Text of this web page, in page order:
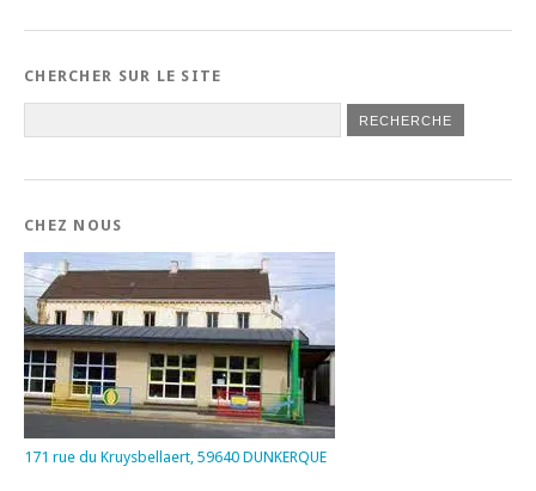
CHERCHER SUR LE SITE
CHEZ NOUS
171 rue du Kruysbellaert, 59640 DUNKERQUE